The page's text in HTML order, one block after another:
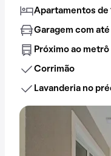
Apartamentos de
Garagem com até
Próximo ao metrô
Corrimão
Lavanderia no